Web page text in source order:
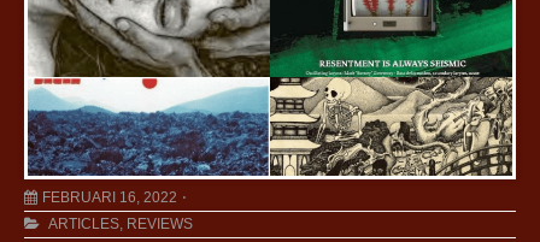
FEBRUARI 16, 2022
ARTICLES, REVIEWS